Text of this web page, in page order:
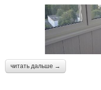
читать дальше →